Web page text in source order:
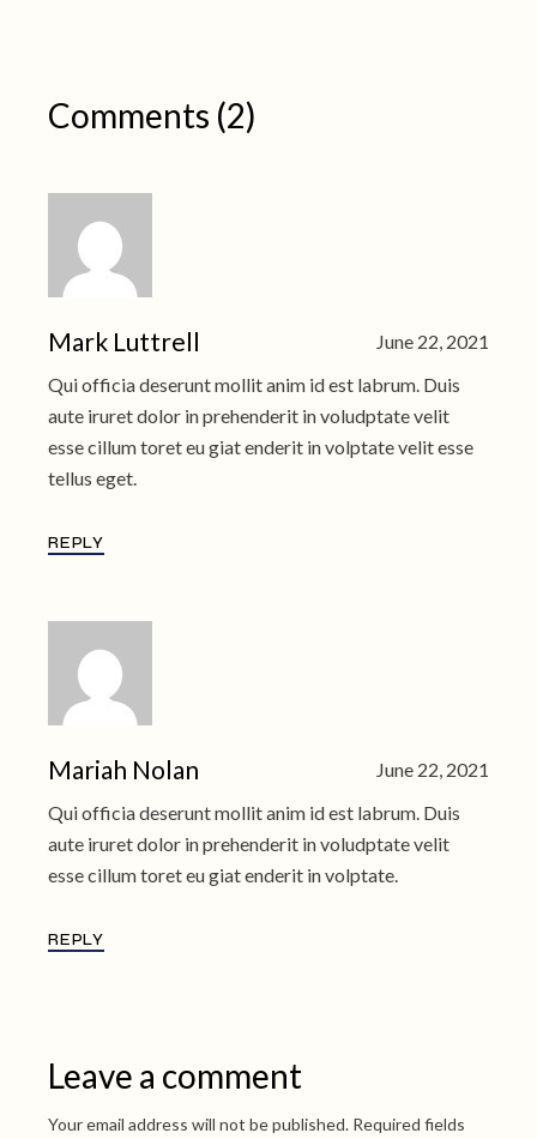
Comments (2)
Mark Luttrell
June 22, 2021
Qui officia deserunt mollit anim id est labrum. Duis
aute iruret dolor in prehenderit in voludptate velit
esse cillum toret eu giat enderit in volptate velit esse
tellus eget.
REPLY
Mariah Nolan
June 22, 2021
Qui officia deserunt mollit anim id est labrum. Duis
aute iruret dolor in prehenderit in voludptate velit
esse cillum toret eu giat enderit in volptate.
REPLY
Leave a comment
Your email address will not be published. Required fields